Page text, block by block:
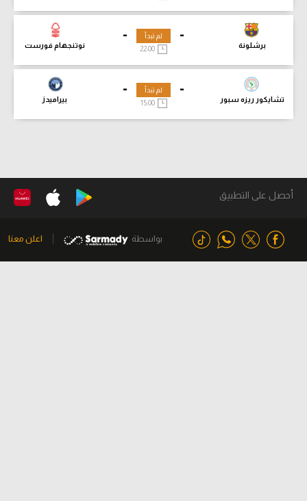
-
برشلونة
-
نوتنجهام فورست
لم تبدأ
-
تشايكور ريزه سبور
-
بيراميدز
لم تبدأ
15:00
أحصل على التطبيق
بواسطة اعلن معنا